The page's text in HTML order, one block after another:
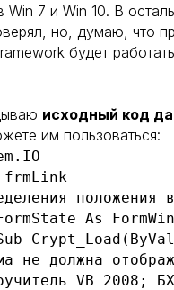
Win 7 и Win 10. В
но, думаю, что
будет
исходный код
им пользоваться:
положения
As
не должна
VB 2008;